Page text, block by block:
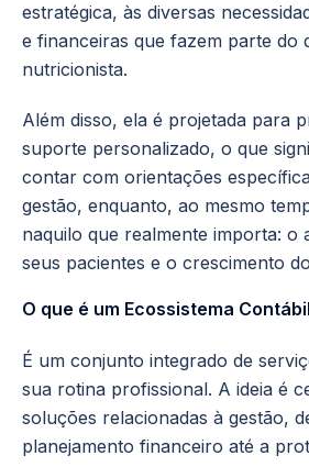
estratégica, às diversas
e financeiras que fazem parte do
nutricionista.
Além disso, ela é projetada para
suporte personalizado, o que
contar com orientações
gestão, enquanto, ao mesmo
naquilo que realmente importa: o
seus pacientes e o crescimento
O que é um Ecossistema
É um conjunto integrado de
sua rotina profissional. A ideia é
soluções relacionadas à gestão,
planejamento financeiro até a